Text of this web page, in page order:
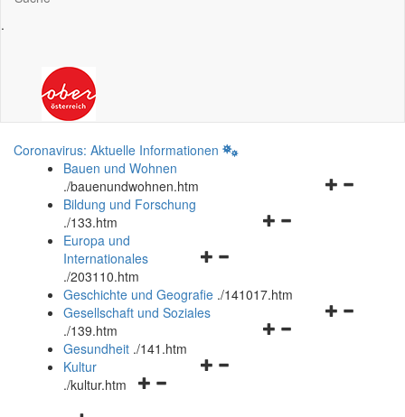
.
Coronavirus: Aktuelle Informationen
Bauen und Wohnen
./bauenundwohnen.htm
Navigationsmenü
Bildung und Forschung
./133.htm
Navigationsmenü
und
schließen
Europa und
Internationales
./203110.htm
Geschichte und Geografie ./141017.htm
Navigationsmenü
Gesellschaft und Soziales
./139.htm
Navigationsmenü
Gesundheit ./141.htm
Navigationsmenü
Kultur
./kultur.htm